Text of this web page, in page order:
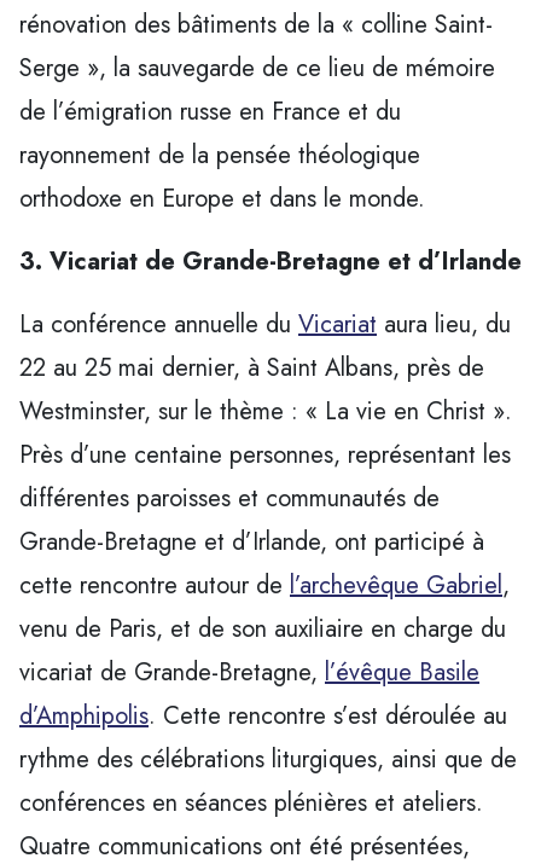
rénovation des bâtiments de la « colline Saint-
Serge », la sauvegarde de ce lieu de mémoire
de l’émigration russe en France et du
rayonnement de la pensée théologique
orthodoxe en Europe et dans le monde.
3. Vicariat de Grande-Bretagne et d’Irlande
La conférence annuelle du Vicariat aura lieu, du
22 au 25 mai dernier, à Saint Albans, près de
Westminster, sur le thème : « La vie en Christ ».
Près d’une centaine personnes, représentant les
différentes paroisses et communautés de
Grande-Bretagne et d’Irlande, ont participé à
cette rencontre autour de l’archevêque Gabriel,
venu de Paris, et de son auxiliaire en charge du
vicariat de Grande-Bretagne, l’évêque Basile
d’Amphipolis. Cette rencontre s’est déroulée au
rythme des célébrations liturgiques, ainsi que de
conférences en séances plénières et ateliers.
Quatre communications ont été présentées,